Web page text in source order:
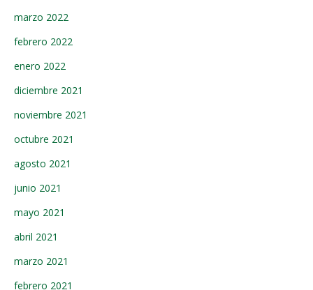
marzo 2022
febrero 2022
enero 2022
diciembre 2021
noviembre 2021
octubre 2021
agosto 2021
junio 2021
mayo 2021
abril 2021
marzo 2021
febrero 2021